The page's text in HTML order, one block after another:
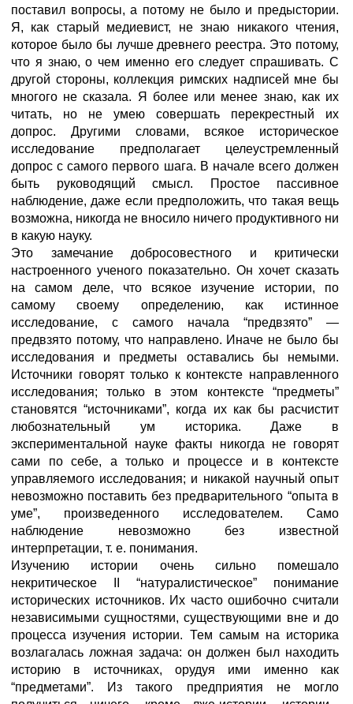
поставил вопросы, а потому не было и предыстории.
Я, как старый медиевист, не знаю никакого чтения,
которое было бы лучше древнего реестра. Это потому,
что я знаю, о чем именно его следует спрашивать. С
другой стороны, коллекция римских надписей мне бы
многого не сказала. Я более или менее знаю, как их
читать, но не умею совершать перекрестный их
допрос. Другими словами, всякое историческое
исследование предполагает целеустремленный
допрос с самого первого шага. В начале всего должен
быть руководящий смысл. Простое пассивное
наблюдение, даже если предположить, что такая вещь
возможна, никогда не вносило ничего продуктивного ни
в какую науку.
Это замечание добросовестного и критически
настроенного ученого показательно. Он хочет сказать
на самом деле, что всякое изучение истории, по
самому своему определению, как истинное
исследование, с самого начала “предвзято” —
предвзято потому, что направлено. Иначе не было бы
исследования и предметы оставались бы немыми.
Источники говорят только к контексте направленного
исследования; только в этом контексте “предметы”
становятся “источниками”, когда их как бы расчистит
любознательный ум историка. Даже в
экспериментальной науке факты никогда не говорят
сами по себе, а только и процессе и в контексте
управляемого исследования; и никакой научный опыт
невозможно поставить без предварительного “опыта в
уме”, произведенного исследователем. Само
наблюдение невозможно без известной
интерпретации, т. е. понимания.
Изучению истории очень сильно помешало
некритическое II “натуралистическое” понимание
исторических источников. Их часто ошибочно считали
независимыми сущностями, существующими вне и до
процесса изучения истории. Тем самым на историка
возлагалась ложная задача: он должен был находить
историю в источниках, орудуя ими именно как
“предметами”. Из такого предприятия не могло